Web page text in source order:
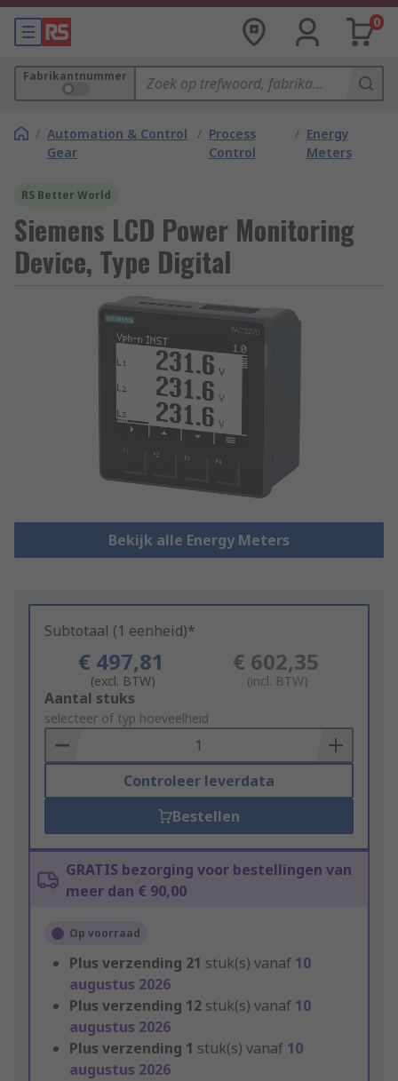
0
Fabrikantnummer
/ Automation & Control
Gear
/ Process
Control
/ Energy
Meters
RS Better World
Siemens LCD Power Monitoring
Device, Type Digital
Bekijk alle Energy Meters
Subtotaal (1 eenheid)*
€ 497,81
(excl. BTW)
€ 602,35
(incl. BTW)
Add
to
Basket
Aantal stuks
selecteer of typ hoeveelheid
Controleer leverdata
Bestellen
GRATIS bezorging voor bestellingen van
meer dan € 90,00
Op voorraad
Plus verzending 21 stuk(s) vanaf 10
augustus 2026
Plus verzending 12 stuk(s) vanaf 10
augustus 2026
Plus verzending 1 stuk(s) vanaf 10
augustus 2026